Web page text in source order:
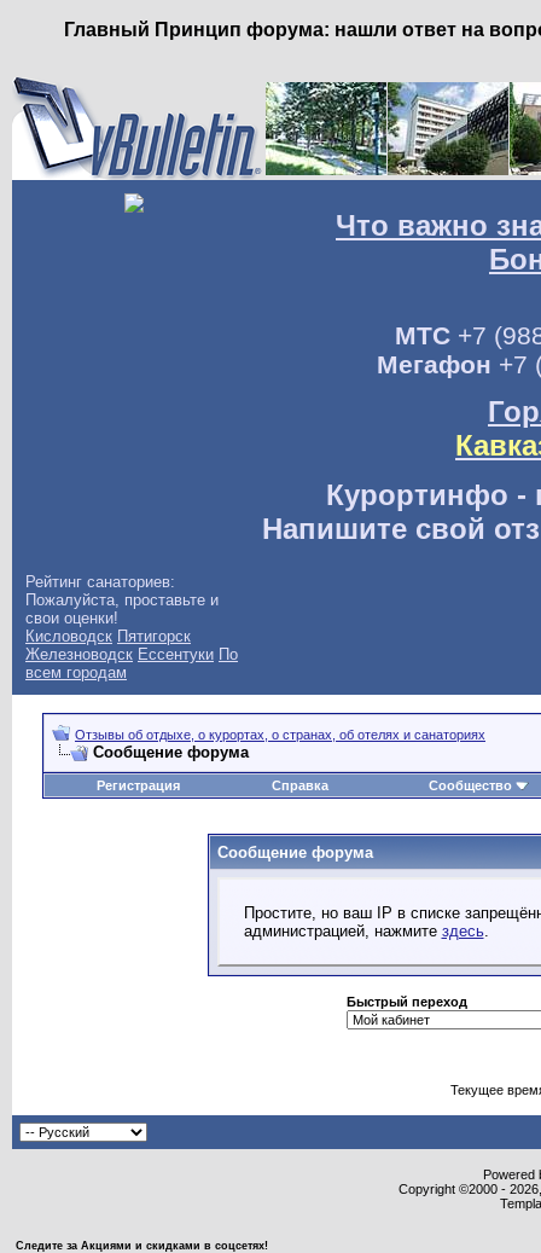
Главный Принцип форума: нашли ответ на
Что важно
МТС+7
Мегафон +7
Курортинфо -
Напишите свой
Рейтинг санаториев:
Пожалуйста, проставьте и
свои оценки!
Кисловодск Пятигорск
Железноводск Ессентуки По
всем городам
Отзывы об отдыхе, о курортах, о странах, об отелях и санаториях
Сообщение форума
Регистрация Справка Сообщество
Сообщение форума
Простите, но ваш IP в списке
администрацией, нажмите здесь.
Быстрый переход
Текущее
Powered
Copyright ©2000 -
Следите за Акциями и скидками в соцсетях!